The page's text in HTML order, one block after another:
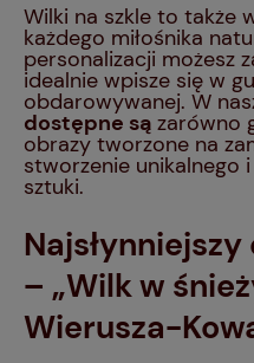
Wilki na szkle to także
każdego miłośnika
personalizacji możesz
idealnie wpisze się w
obdarowywanej. W
dostępne są zarówno
obrazy tworzone na
stworzenie unikalnego
sztuki.
– „Wilk w
Wierusza-